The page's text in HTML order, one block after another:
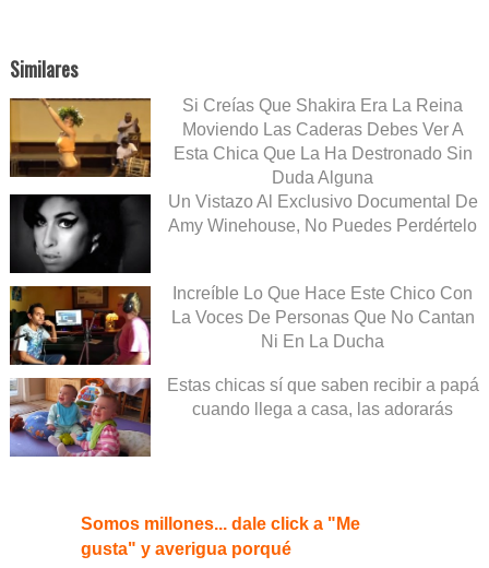
Similares
Si Creías Que Shakira Era La Reina
Moviendo Las Caderas Debes Ver A
Esta Chica Que La Ha Destronado Sin
Duda Alguna
Un Vistazo Al Exclusivo Documental De
Amy Winehouse, No Puedes Perdértelo
Increíble Lo Que Hace Este Chico Con
La Voces De Personas Que No Cantan
Ni En La Ducha
Estas chicas sí que saben recibir a papá
cuando llega a casa, las adorarás
Somos millones... dale click a "Me
gusta" y averigua porqué